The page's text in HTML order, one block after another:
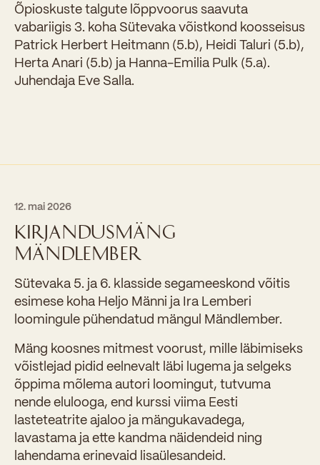
Õpioskuste talgute lõppvoorus saavuta
vabariigis 3. koha Sütevaka võistkond koosseisus
Patrick Herbert Heitmann (5.b), Heidi Taluri (5.b),
Herta Anari (5.b) ja Hanna-Emilia Pulk (5.a).
Juhendaja Eve Salla.
12. mai 2026
KIRJANDUSMÄNG
MÄNDLEMBER
Sütevaka 5. ja 6. klasside segameeskond võitis
esimese koha Heljo Männi ja Ira Lemberi
loomingule pühendatud mängul Mändlember.
Mäng koosnes mitmest voorust, mille läbimiseks
võistlejad pidid eelnevalt läbi lugema ja selgeks
õppima mõlema autori loomingut, tutvuma
nende elulooga, end kurssi viima Eesti
lasteteatrite ajaloo ja mängukavadega,
lavastama ja ette kandma näidendeid ning
lahendama erinevaid lisaülesandeid.